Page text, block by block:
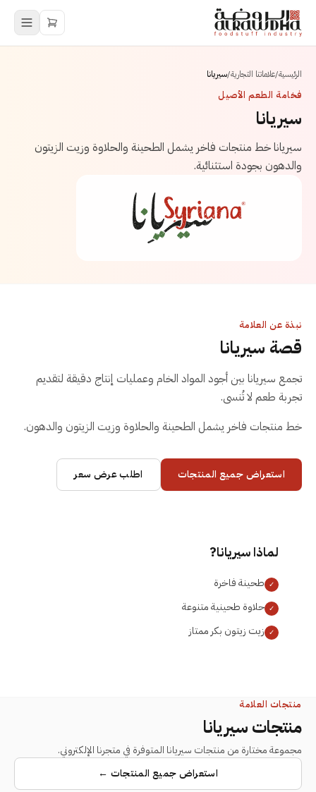
الرئيسية/علاماتنا التجارية/سيريانا
فخامة الطعم الأصيل
سيريانا
سيريانا خط منتجات فاخر يشمل الطحينة والحلاوة وزيت الزيتون
والدهون بجودة استثنائية.
نبذة عن العلامة
قصة سيريانا
تجمع سيريانا بين أجود المواد الخام وعمليات إنتاج دقيقة لتقديم
تجربة طعم لا تُنسى.
خط منتجات فاخر يشمل الطحينة والحلاوة وزيت الزيتون والدهون.
استعراض جميع المنتجات اطلب عرض سعر
لماذاسيريانا?
✓ طحينة فاخرة
✓ حلاوة طحينية متنوعة
✓ زيت زيتون بكر ممتاز
منتجات العلامة
منتجاتسيريانا
مجموعة مختارة من منتجات سيريانا المتوفرة في متجرنا الإلكتروني.
استعراض جميع المنتجات ←